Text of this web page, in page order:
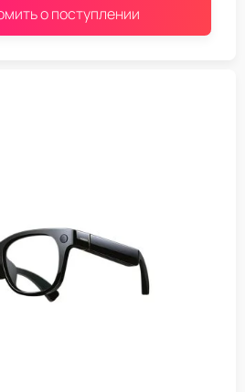
о поступлении